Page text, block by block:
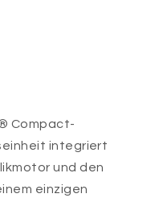
Compact-
integriert
und den
einzigen